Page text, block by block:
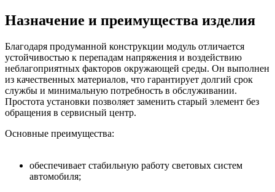
Назначение и преимущества изделия
Благодаря продуманной конструкции модуль отличается
устойчивостью к перепадам напряжения и воздействию
неблагоприятных факторов окружающей среды. Он выполнен
из качественных материалов, что гарантирует долгий срок
службы и минимальную потребность в обслуживании.
Простота установки позволяет заменить старый элемент без
обращения в сервисный центр.
Основные преимущества:
обеспечивает стабильную работу световых систем
автомобиля;